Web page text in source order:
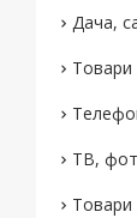
Дача,
ТВ,
Товари